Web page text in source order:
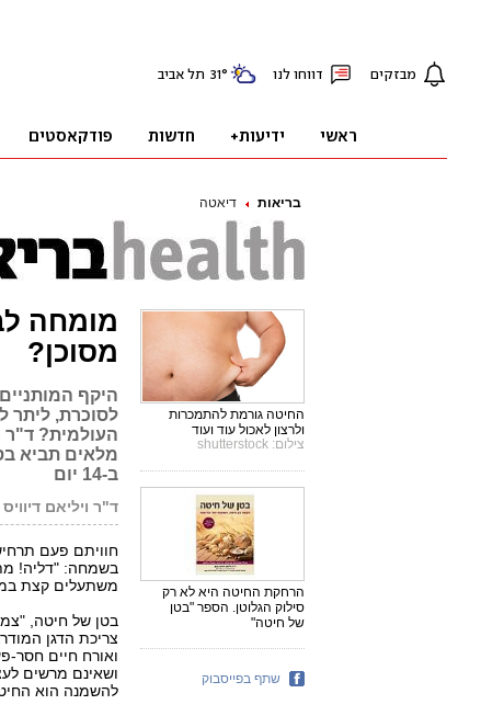
בריאות דיאטה
מומחה
מסוכן?
היקף
לסוכרת, ליתר
העולמית? ד"ר
ב-14 יום
ד"ר ויליאם דיוויס
חוויתם פעם
בשמחה: "דליה!
משתעלים קצת
בטן של חיטה,
צריכת הדגן
ואורח חיים חסר-
ושאינם מרשים
להשמנה הוא
החיטה גורמת להתמכרות
ולרצון לאכול עוד ועוד
צילום: shutterstock
הרחקת החיטה היא לא רק
סילוק הגלוטן. הספר "בטן
של חיטה"
שתף בפייסבוק